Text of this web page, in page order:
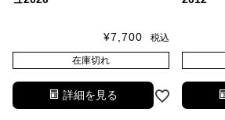
¥7,700 税込
在庫切れ
詳細を見る